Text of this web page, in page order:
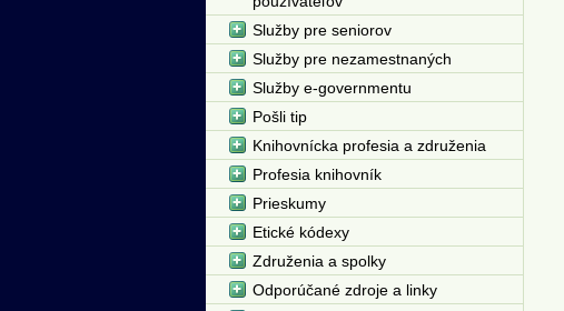
Služby pre seniorov
Služby pre nezamestnaných
Služby e-governmentu
Pošli tip
Knihovnícka profesia a združenia
Profesia knihovník
Prieskumy
Etické kódexy
Združenia a spolky
Odporúčané zdroje a linky